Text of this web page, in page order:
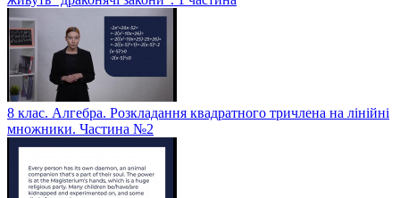
8 клас. Алгебра. Розкладання квадратного тричлена на лінійні
множники. Частина №2